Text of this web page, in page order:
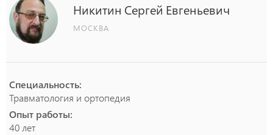
Никитин Сергей Евгеньевич
МОСКВА
Специальность:
Травматология и ортопедия
Опыт работы:
40 лет